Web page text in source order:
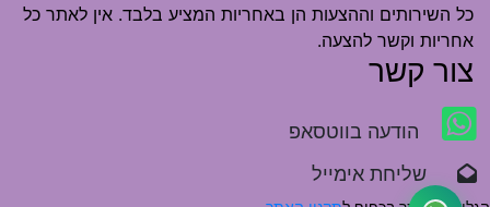
כל השירותים וההצעות הן באחריות המציע בלבד. אין לאתר כל
אחריות וקשר להצעה.
צור קשר
הודעה בווטסאפ
שליחת אימייל